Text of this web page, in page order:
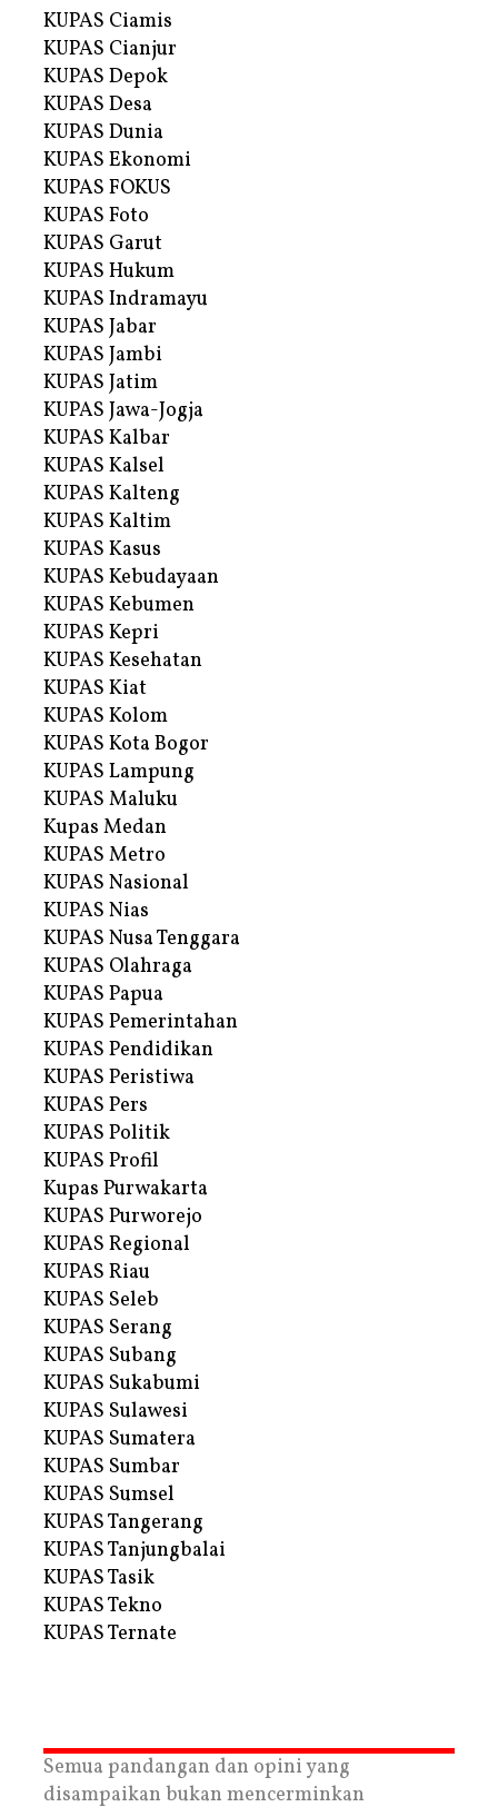
KUPAS Ciamis
KUPAS Cianjur
KUPAS Depok
KUPAS Desa
KUPAS Dunia
KUPAS Ekonomi
KUPAS FOKUS
KUPAS Foto
KUPAS Garut
KUPAS Hukum
KUPAS Indramayu
KUPAS Jabar
KUPAS Jambi
KUPAS Jatim
KUPAS Jawa-Jogja
KUPAS Kalbar
KUPAS Kalsel
KUPAS Kalteng
KUPAS Kaltim
KUPAS Kasus
KUPAS Kebudayaan
KUPAS Kebumen
KUPAS Kepri
KUPAS Kesehatan
KUPAS Kiat
KUPAS Kolom
KUPAS Kota Bogor
KUPAS Lampung
KUPAS Maluku
Kupas Medan
KUPAS Metro
KUPAS Nasional
KUPAS Nias
KUPAS Nusa Tenggara
KUPAS Olahraga
KUPAS Papua
KUPAS Pemerintahan
KUPAS Pendidikan
KUPAS Peristiwa
KUPAS Pers
KUPAS Politik
KUPAS Profil
Kupas Purwakarta
KUPAS Purworejo
KUPAS Regional
KUPAS Riau
KUPAS Seleb
KUPAS Serang
KUPAS Subang
KUPAS Sukabumi
KUPAS Sulawesi
KUPAS Sumatera
KUPAS Sumbar
KUPAS Sumsel
KUPAS Tangerang
KUPAS Tanjungbalai
KUPAS Tasik
KUPAS Tekno
KUPAS Ternate
Semua pandangan dan opini yang
disampaikan bukan mencerminkan